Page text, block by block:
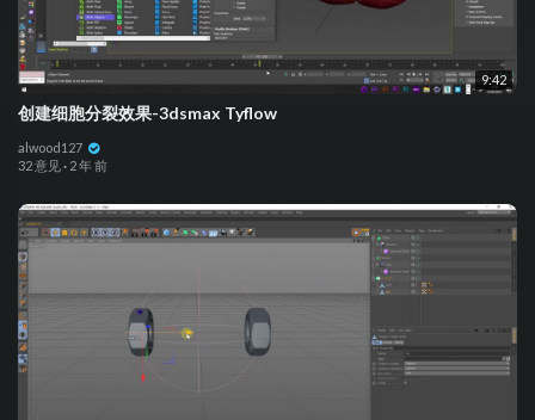
9:42
创建细胞分裂效果-3dsmax Tyflow
alwood127
32 意见· 2 年 前